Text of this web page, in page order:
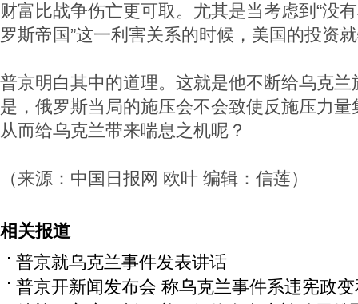
财富比战争伤亡更可取。尤其是当考虑到“没
罗斯帝国”这一利害关系的时候，美国的投资
普京明白其中的道理。这就是他不断给乌克
是，俄罗斯当局的施压会不会致使反施压力
从而给乌克兰带来喘息之机呢？
（来源：中国日报网 欧叶 编辑：信莲）
相关报道
普京就乌克兰事件发表讲话
普京开新闻发布会 称乌克兰事件系违宪政